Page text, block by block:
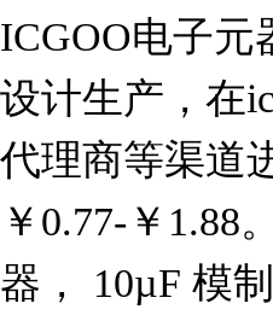
ICGOO电子
设计生产，在
代理商等渠道
￥0.77-￥1.88
器， 10µF 模